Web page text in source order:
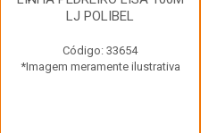
LJ POLIBEL
Código: 33654
*Imagem meramente ilustrativa